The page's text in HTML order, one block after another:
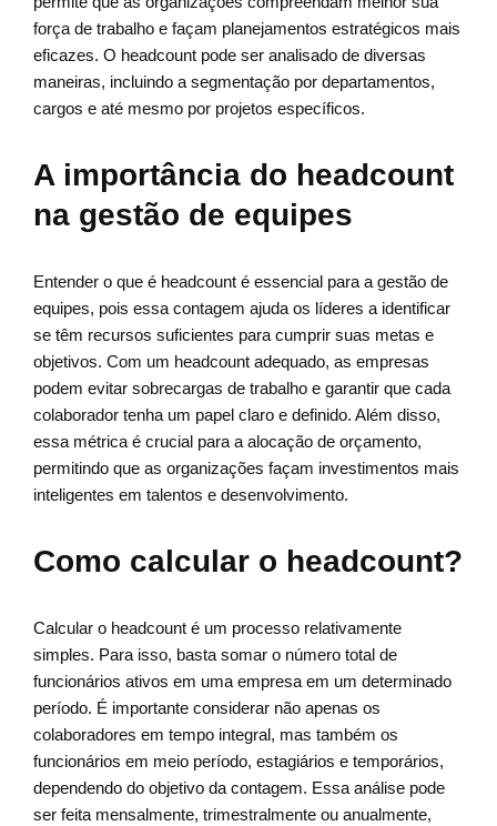
força de trabalho e façam planejamentos estratégicos mais
eficazes. O headcount pode ser analisado de diversas
maneiras, incluindo a segmentação por departamentos,
cargos e até mesmo por projetos específicos.
A importância do headcount
na gestão de equipes
Entender o que é headcount é essencial para a gestão de
equipes, pois essa contagem ajuda os líderes a identificar
se têm recursos suficientes para cumprir suas metas e
objetivos. Com um headcount adequado, as empresas
podem evitar sobrecargas de trabalho e garantir que cada
colaborador tenha um papel claro e definido. Além disso,
essa métrica é crucial para a alocação de orçamento,
permitindo que as organizações façam investimentos mais
inteligentes em talentos e desenvolvimento.
Como calcular o headcount?
Calcular o headcount é um processo relativamente
simples. Para isso, basta somar o número total de
funcionários ativos em uma empresa em um determinado
período. É importante considerar não apenas os
colaboradores em tempo integral, mas também os
funcionários em meio período, estagiários e temporários,
dependendo do objetivo da contagem. Essa análise pode
ser feita mensalmente, trimestralmente ou anualmente,